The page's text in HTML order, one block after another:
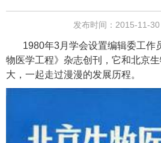
发布时间：2015-11-
1980年3月学会设置编辑委工作
物医学工程》杂志创刊，它和北京
大，一起走过漫漫的发展历程。